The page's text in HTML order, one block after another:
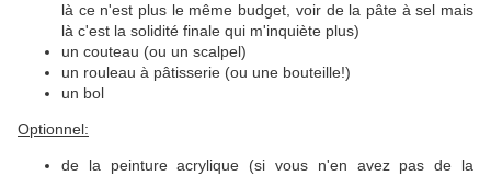
là ce n'est plus le même budget, voir de la pâte à sel mais
là c'est la solidité finale qui m'inquiète plus)
un couteau (ou un scalpel)
un rouleau à pâtisserie (ou une bouteille!)
un bol
Optionnel:
de la peinture acrylique (si vous n'en avez pas de la